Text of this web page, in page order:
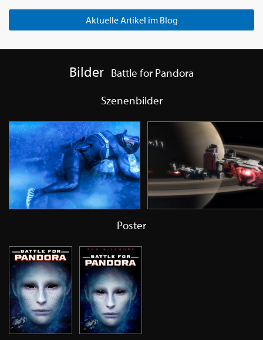
Aktuelle Artikel im Blog
Bilder Battle for Pandora
Szenenbilder
Poster